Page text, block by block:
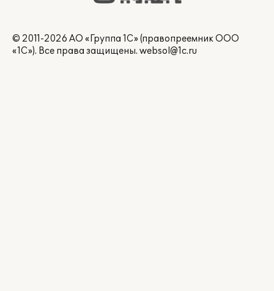
© 2011-2026 АО «Группа 1С» (правопреемник ООО
«1С»). Все права защищены. websol@1c.ru